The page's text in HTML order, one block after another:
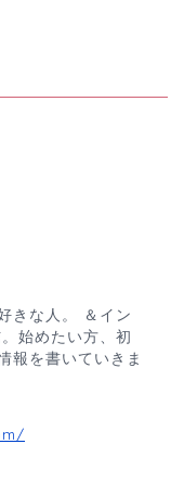
きな人。 ＆イン
始めたい方、初
報を書いていきま